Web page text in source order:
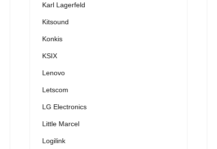
Karl Lagerfeld
Kitsound
Konkis
KSIX
Lenovo
Letscom
LG Electronics
Little Marcel
Logilink